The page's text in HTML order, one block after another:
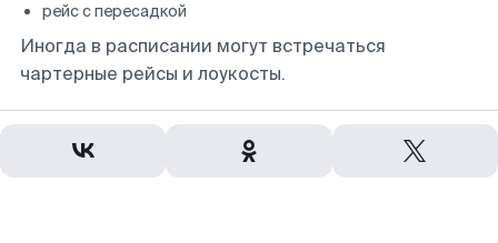
рейс с пересадкой
Иногда в расписании могут встречаться
чартерные рейсы и лоукосты.